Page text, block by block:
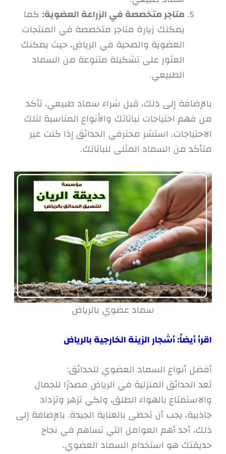
متاجر متخصصة في الزراعة العضوية: كما
يمكنك زيارة متاجر متخصصة في المنتجات
العضوية والصحية في الرياض، حيث يمكنك
العثور على تشكيلة متنوعة من السماد
الطبيعي.
بالإضافة إلى ذلك، قبل شراء سماد طبيعي، تأكد
من فهم احتياجات نباتاتك والأنواع المناسبة لتلك
الاحتياجات. استشر محترفي الحدائق إذا كنت غير
متأكد من السماد المثلى لنباتاتك.
سماد عضوي بالرياض
اقرأ أيضاً:أشجار الزينة الخارجية بالرياض
أفضل أنواع السماد العضوي للحدائق:
تعد الحدائق المنزلية في الرياض مصدرًا للجمال
والاستمتاع بالهواء الطلق، ولكي تزهر وتزداد
جاذبية، يجب أن تحظى بالعناية الجيدة. بالإضافة إلى
ذلك، أحد أهم العوامل التي تساهم في نجاح
حديقتك هو استخدام السماد العضوي.